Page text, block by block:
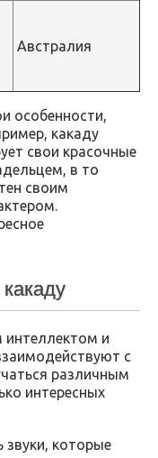
Австралия
особенности,
какаду
свои красочные
в то
своим
интеллектом и
с
различным
интересных
звуки, которые